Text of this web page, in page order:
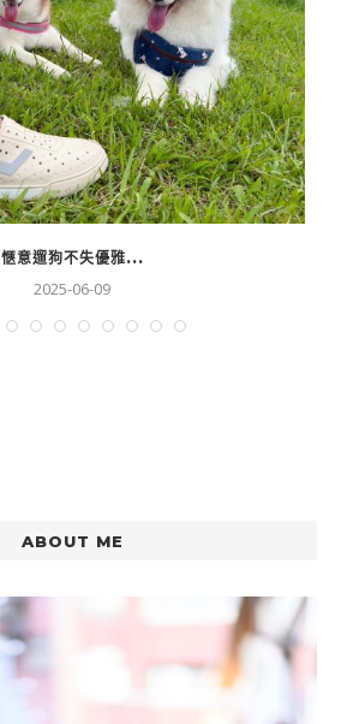
愜意遛狗不失優雅...
2025-06-09
ABOUT ME